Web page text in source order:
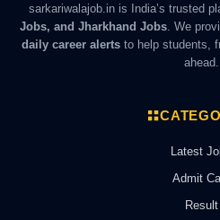
sarkariwalajob.in is India’s trusted
Jobs, and Jharkhand Jobs . We
daily career alertsto help students,
ahead.
Latest
Admit
Result